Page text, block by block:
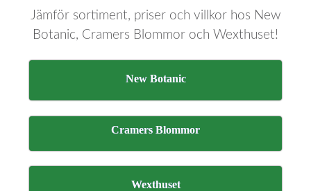
Jämför sortiment, priser och villkor hos New
Botanic, Cramers Blommor och Wexthuset!
New Botanic
Cramers Blommor
Wexthuset